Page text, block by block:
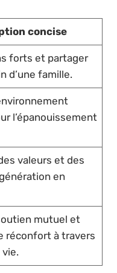
concise
forts et partager
d’une famille.
l’épanouissement
valeurs et des
en
mutuel et
réconfort à travers
vie.